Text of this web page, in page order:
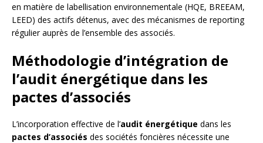
en matière de labellisation environnementale (HQE, BREEAM,
LEED) des actifs détenus, avec des mécanismes de reporting
régulier auprès de l’ensemble des associés.
Méthodologie d’intégration de
l’audit énergétique dans les
pactes d’associés
L’incorporation effective de l’audit énergétique dans les
pactes d’associés des sociétés foncières nécessite une